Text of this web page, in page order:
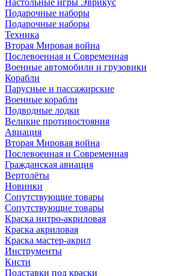
Настольные игры Эврикус
Подарочные наборы
Подарочные наборы
Техника
Вторая Мировая война
Послевоенная и Современная
Военные автомобили и грузовики
Корабли
Парусные и пассажирские
Военные корабли
Подводные лодки
Великие противостояния
Авиация
Вторая Мировая война
Послевоенная и Современная
Гражданская авиация
Вертолёты
Новинки
Сопутствующие товары
Сопутствующие товары
Краска нитро-акриловая
Краска акриловая
Краска мастер-акрил
Инструменты
Кисти
Подставки под краски